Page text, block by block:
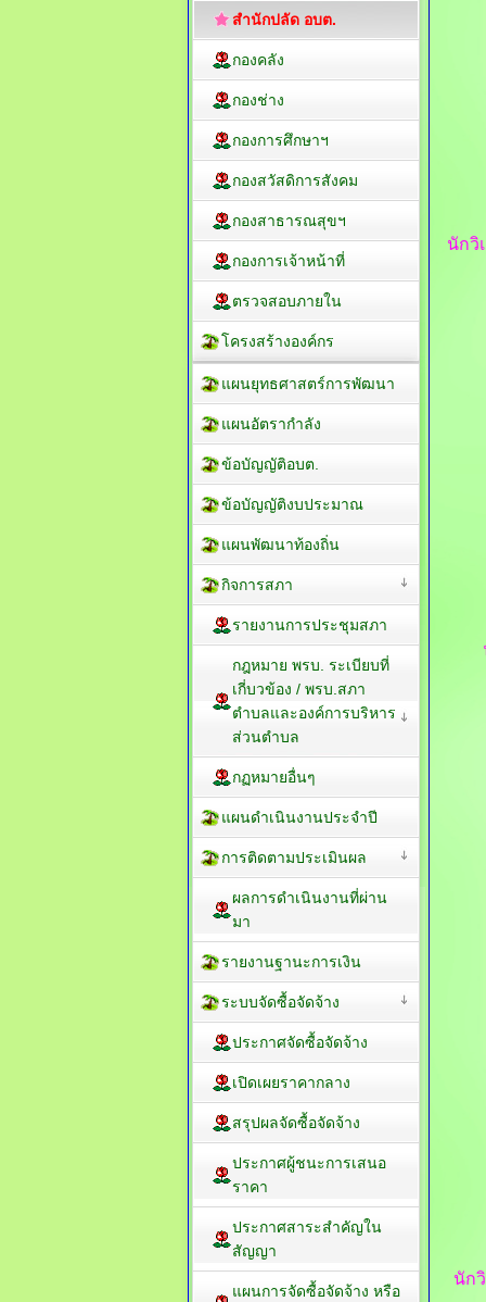
นักวิ
นัก
สำนักปลัด อบต.
กองคลัง
กองช่าง
กองการศึกษาฯ
กองสวัสดิการสังคม
กองสาธารณสุขฯ
กองการเจ้าหน้าที่
ตรวจสอบภายใน
โครงสร้างองค์กร
แผนยุทธศาสตร์การพัฒนา
แผนอัตรากำลัง
ข้อบัญญัติอบต.
ข้อบัญญัติงบประมาณ
แผนพัฒนาท้องถิ่น
กิจการสภา
รายงานการประชุมสภา
กฎหมาย พรบ. ระเบียบที่
เกี่บวข้อง / พรบ.สภา
ตำบลและองค์การบริหาร
ส่วนตำบล
กฏหมายอื่นๆ
แผนดำเนินงานประจำปี
การติดตามประเมินผล
ผลการดำเนินงานที่ผ่าน
มา
รายงานฐานะการเงิน
ระบบจัดซื้อจัดจ้าง
ประกาศจัดซื้อจัดจ้าง
เปิดเผยราคากลาง
สรุปผลจัดซื้อจัดจ้าง
ประกาศผู้ชนะการเสนอ
ราคา
ประกาศสาระสำคัญใน
สัญญา
แผนการจัดซื้อจัดจ้าง หรือ